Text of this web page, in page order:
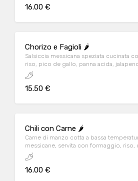
16.00 €
Chorizo e Fagioli 🌶️
Salsiccia messicana speziata cucinata
riso, pico de gallo, panna acida,
15.50 €
Chili con Carne 🌶️
Carne di manzo cotta a bassa
messicane, servita con formaggio, riso,
jalapenos, mais e tortillas
16.00 €